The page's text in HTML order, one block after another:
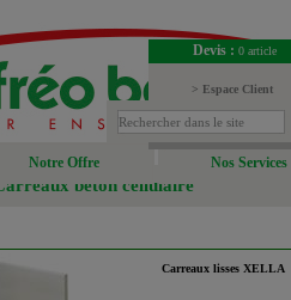
Devis : 0 article
> Espace Client
> Espace Fournisseur
Notre Offre Nos Services
béton cellulaire
Carreaux lisses XELLA